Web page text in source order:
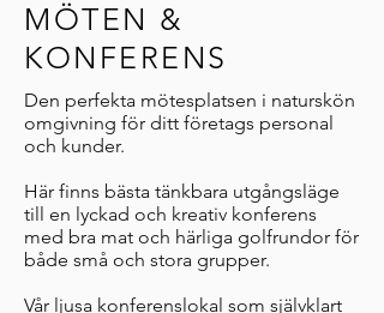
MÖTEN &
KONFERENS
Den perfekta mötesplatsen i naturskön
omgivning för ditt företags personal
och kunder.
Här finns bästa tänkbara utgångsläge
till en lyckad och kreativ konferens
med bra mat och härliga golfrundor för
både små och stora grupper.
Vår ljusa konferenslokal som självklart